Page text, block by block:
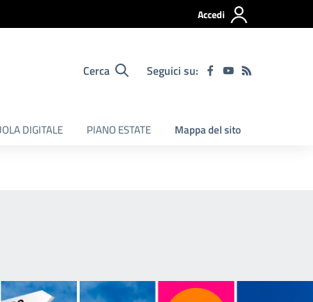
Accedi
Cerca Seguici su:
DIGITALE PIANO ESTATE Mappa del sito